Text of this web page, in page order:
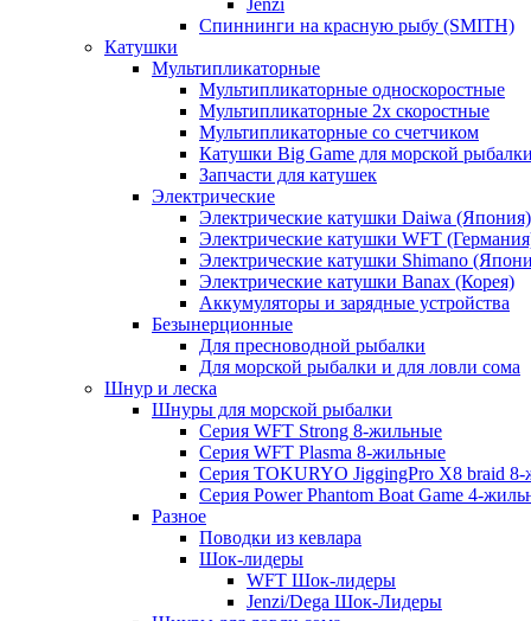
Jenzi
Спиннинги на красную рыбу (SMITH)
Катушки
Мультипликаторные
Мультипликаторные односкоростные
Мультипликаторные 2х скоростные
Мультипликаторные со счетчиком
Катушки Big Game для морской рыбалки
Запчасти для катушек
Электрические
Электрические катушки Daiwa (Япония)
Электрические катушки WFT
Электрические катушки Shimano
Электрические катушки Banax (Корея)
Аккумуляторы и зарядные устройства
Безынерционные
Для пресноводной рыбалки
Для морской рыбалки и для ловли сома
Шнур и леска
Шнуры для морской рыбалки
Серия WFT Strong 8-жильные
Серия WFT Plasma 8-жильные
Серия TOKURYO JiggingPro X8 braid
Серия Power Phantom Boat Game 4-
Разное
Поводки из кевлара
Шок-лидеры
WFT Шок-лидеры
Jenzi/Dega Шок-Лидеры